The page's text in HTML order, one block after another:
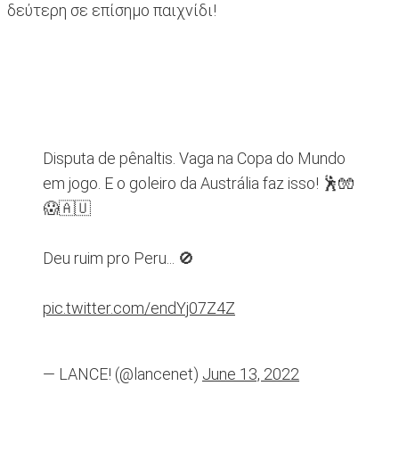
δεύτερη σε επίσημο παιχνίδι!
Disputa de pênaltis. Vaga na Copa do Mundo
em jogo. E o goleiro da Austrália faz isso! 🕺🧤
😱🇦🇺
Deu ruim pro Peru... 🚫
pic.twitter.com/endYj07Z4Z
— LANCE! (@lancenet) June 13, 2022